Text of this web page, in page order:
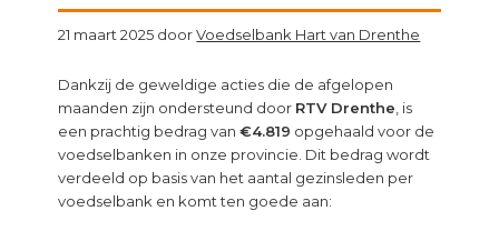
21 maart 2025 doorVoedselbank Hart van Drenthe
Dankzij de geweldige acties die de afgelopen
maanden zijn ondersteund door RTV Drenthe , is
een prachtig bedrag van€4.819 opgehaald voor de
voedselbanken in onze provincie. Dit bedrag wordt
verdeeld op basis van het aantal gezinsleden per
voedselbank en komt ten goede aan: